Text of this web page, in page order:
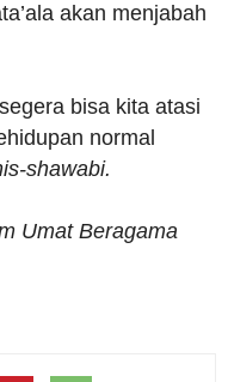
akan menjabah
bisa kita atasi
normal
shawabi.
Umat Beragama